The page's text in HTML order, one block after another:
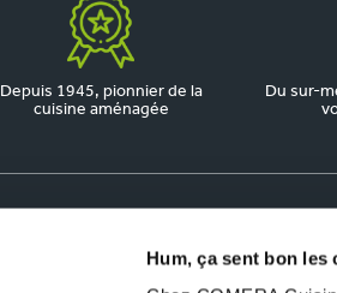
Hum, ça sent bon
Depuis 1945, pionnier de la
cuisine aménagée
Du sur-